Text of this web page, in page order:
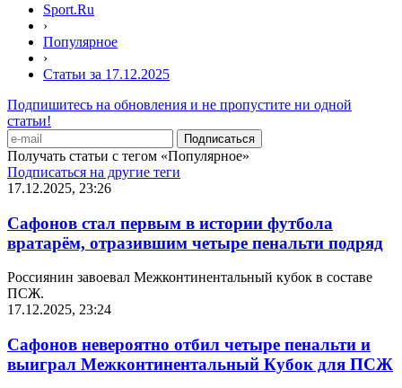
Sport.Ru
›
Популярное
›
Статьи за 17.12.2025
Подпишитесь на обновления и не пропустите ни одной
статьи!
Получать статьи с тегом «Популярное»
Подписаться на другие теги
17.12.2025, 23:26
Сафонов стал первым в истории футбола
вратарём, отразившим четыре пенальти подряд
Россиянин завоевал Межконтинентальный кубок в составе
ПСЖ.
17.12.2025, 23:24
Сафонов невероятно отбил четыре пенальти и
выиграл Межконтинентальный Кубок для ПСЖ